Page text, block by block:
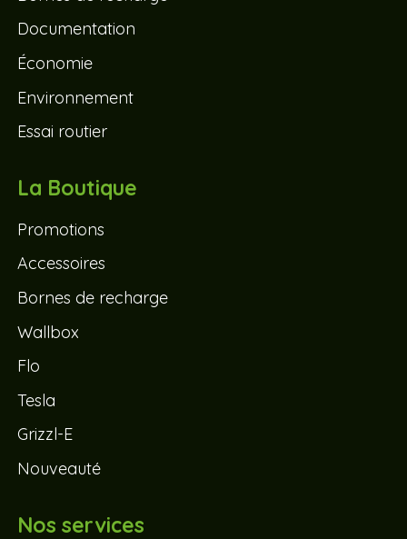
Documentation
Économie
Environnement
Essai routier
La Boutique
Promotions
Accessoires
Bornes de recharge
Wallbox
Flo
Tesla
Grizzl-E
Nouveauté
Nos services